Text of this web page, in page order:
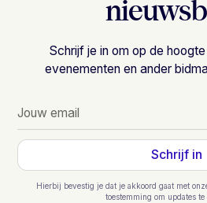
Schrijf je in om op de
evenementen en ander
Hierbij bevestig je dat je akkoord gaat met
toestemming om updates te